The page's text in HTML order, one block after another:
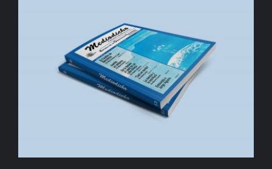
AÑADIR AL CARRITO / DETALLES